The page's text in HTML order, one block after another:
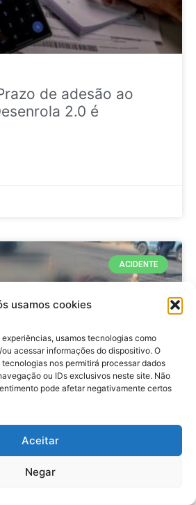
usamos cookies
usamos tecnologias como
acessar informações do dispositivo. O
nos permitirá processar dados
ou IDs exclusivos neste site. Não
pode afetar negativamente certos
Aceitar
Negar
de adesão ao
2.0 é
ACIDENTE
do trabalho
envolve em
a obito na RN 118
RN